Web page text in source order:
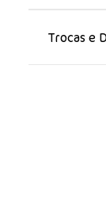
Trocas e